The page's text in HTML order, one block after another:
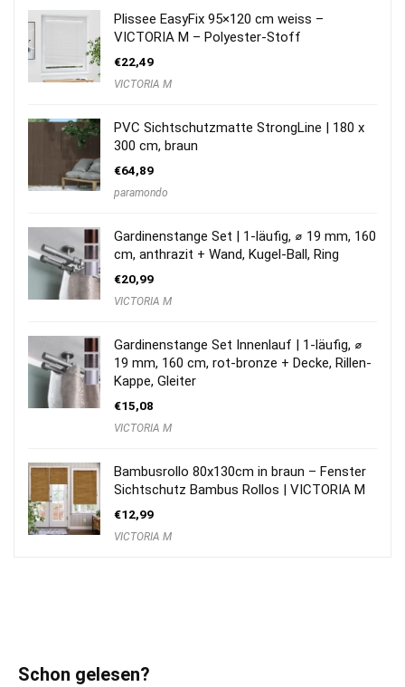
Plissee EasyFix 95×120 cm weiss –
VICTORIA M – Polyester-Stoff
€22,49
VICTORIA M
PVC Sichtschutzmatte StrongLine | 180 x
300 cm, braun
€64,89
paramondo
Gardinenstange Set | 1-läufig, ⌀ 19 mm, 160
cm, anthrazit + Wand, Kugel-Ball, Ring
€20,99
VICTORIA M
Gardinenstange Set Innenlauf | 1-läufig, ⌀
19 mm, 160 cm, rot-bronze + Decke, Rillen-
Kappe, Gleiter
€15,08
VICTORIA M
Bambusrollo 80x130cm in braun – Fenster
Sichtschutz Bambus Rollos | VICTORIA M
€12,99
VICTORIA M
Schon gelesen?